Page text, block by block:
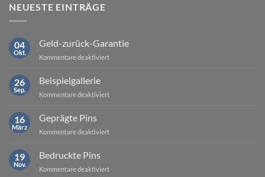
NEUESTE EINTRÄGE
04
Okt.
Geld-zurück-Garantie
Kommentare deaktiviertfür
26
Sep.
Beispielgallerie
Kommentare deaktiviertfür
16
März
Geprägte Pins
Kommentare deaktiviertfür
19
Nov.
Bedruckte Pins
Kommentare deaktiviertfür